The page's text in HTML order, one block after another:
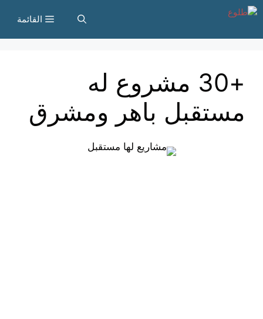
انتقل
المحتوى
القائمة
+30 مشروع له
مستقبل باهر ومشرق